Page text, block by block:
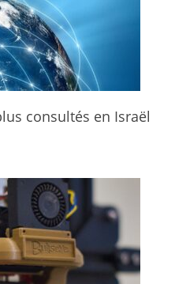
consultés en Israël